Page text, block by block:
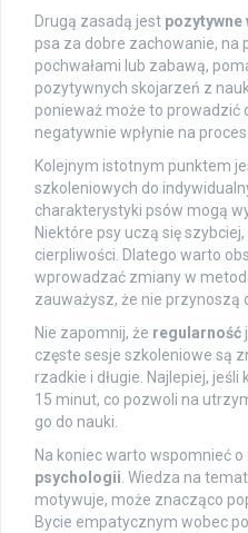
Drugą zasadą jest
psa za dobre zachowanie, na
pochwałami lub zabawą,
pozytywnych skojarzeń z
ponieważ może to prowadzić
negatywnie wpłynie na
Kolejnym istotnym punktem
szkoleniowych do
charakterystyki psów mogą
Niektóre psy uczą się
cierpliwości. Dlatego warto
wprowadzać zmiany w
zauważysz, że nie przynoszą
Nie zapomnij, że regularność
częste sesje szkoleniowe są
rzadkie i długie. Najlepiej,
15 minut, co pozwoli na
go do nauki.
Na koniec warto wspomnieć
psychologii. Wiedza na
motywuje, może znacząco
Bycie empatycznym wobec